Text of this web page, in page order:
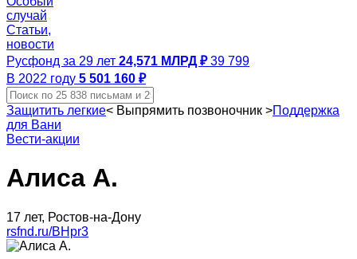
случай
Статьи,
новости
Русфонд за 29 лет 24,571 МЛРД ₽ 39 799
В 2022 году 5 501 160 ₽
Защитить легкие< Выпрямить позвоночник >Поддержка
для Вани
Вести-акции
Алиса А.
17 лет, Ростов-на-Дону
rsfnd.ru/BHpr3